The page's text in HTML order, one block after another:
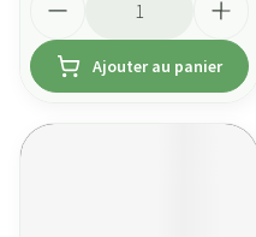
Ajouter au panier